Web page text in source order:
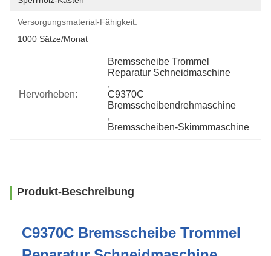
Versorgungsmaterial-Fähigkeit:
1000 Sätze/Monat
Hervorheben:
Bremsscheibe Trommel
Reparatur Schneidmaschine
,
C9370C
Bremsscheibendrehmaschine
,
Bremsscheiben-Skimmmaschine
Produkt-Beschreibung
C9370C Bremsscheibe Trommel